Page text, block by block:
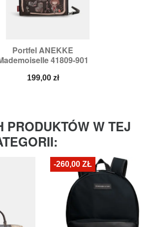
Portfel ANEKKE
41809-901
Cena
199,00 zł
PRODUKTÓW W TEJ
-260,00 ZŁ